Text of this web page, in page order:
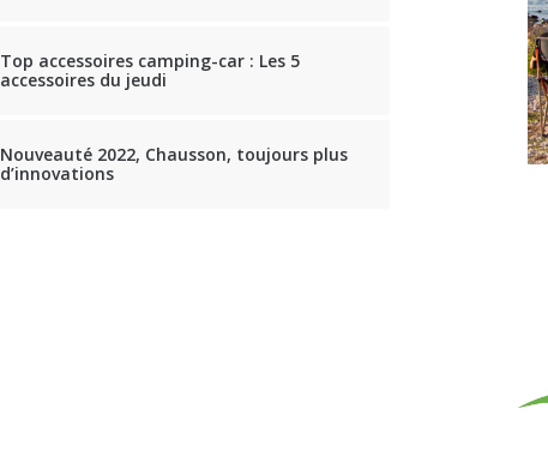
Top accessoires camping-car : Les 5
accessoires du jeudi
Nouveauté 2022, Chausson, toujours plus
d’innovations